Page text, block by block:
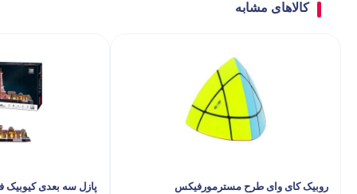
کالاهای مشابه
روبیک کای وای طرح مسترمورفیکس